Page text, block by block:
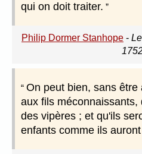
qui on doit traiter.
Philip Dormer Stanhope -
On peut bien, sans être
aux fils méconnaissants,
des vipères ; et qu'ils
enfants comme ils